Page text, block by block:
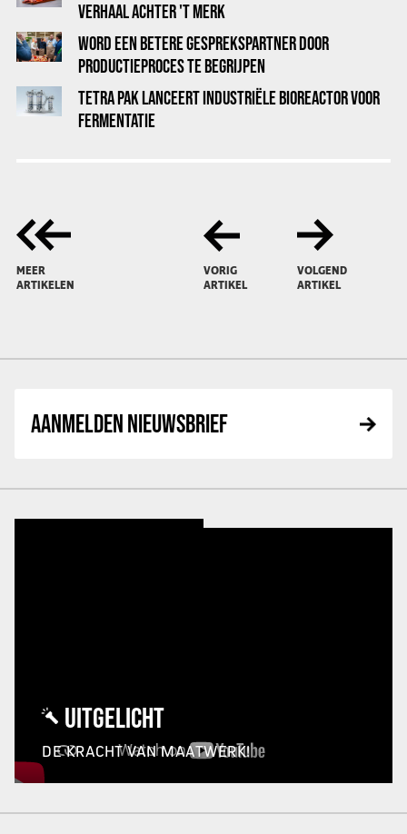
VERHAAL ACHTER 'T MERK
WORD EEN BETERE GESPREKSPARTNER DOOR
PRODUCTIEPROCES TE BEGRIJPEN
TETRA PAK LANCEERT INDUSTRIËLE BIOREACTOR VOOR
FERMENTATIE
MEER
ARTIKELEN
VORIG
ARTIKEL
VOLGEND
ARTIKEL
AANMELDEN NIEUWSBRIEF
UITGELICHT
DE KRACHT VAN MAATWERK!